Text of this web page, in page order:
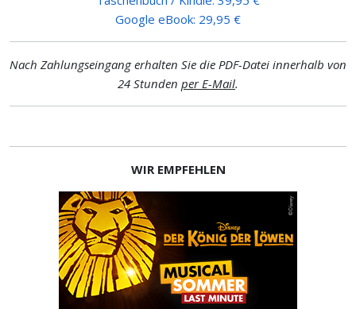
Google eBook: 29,95 €
Nach Zahlungseingang erhalten Sie die PDF-Datei innerhalb von
24 Stunden per E-Mail.
WIR EMPFEHLEN